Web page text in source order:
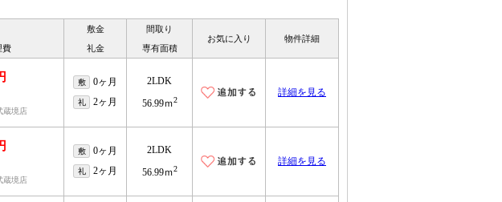
費
敷金
礼金
間取り
専有面積
お気に入り 物件詳細
蔵境店
敷 0ヶ月
礼 2ヶ月
2LDK
56.99ｍ2
詳細を見る
蔵境店
敷 0ヶ月
礼 2ヶ月
2LDK
56.99ｍ2
詳細を見る